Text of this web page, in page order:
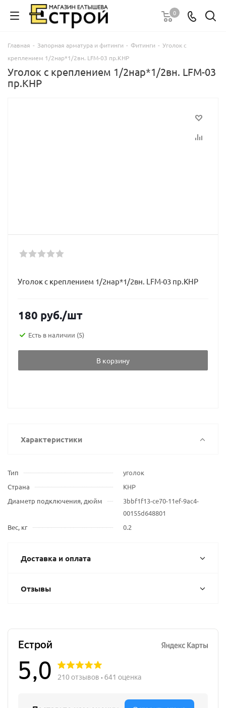
0
Главная - Запорная арматура и фитинги - Фитинги - Уголок с
креплением 1/2нар*1/2вн. LFM-03 пр.КНР
Уголок с креплением 1/2нар*1/2вн. LFM-03
пр.КНР
Уголок с креплением 1/2нар*1/2вн. LFM-03 пр.КНР
180 руб./шт
Есть в наличии (5)
В корзину
Характеристики
Тип
уголок
Страна
КНР
Диаметр подключения, дюйм
3bbf1f13-ce70-11ef-9ac4-
00155d648801
Вес, кг
0.2
Доставка и оплата
Отзывы